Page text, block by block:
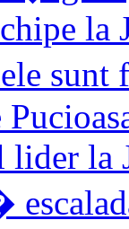
la
sunt
lider la